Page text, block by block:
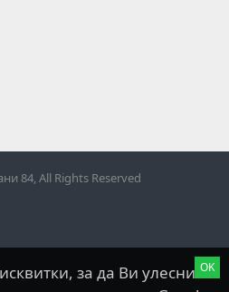
84, All Rights Reserved
OK
за да Ви улесни